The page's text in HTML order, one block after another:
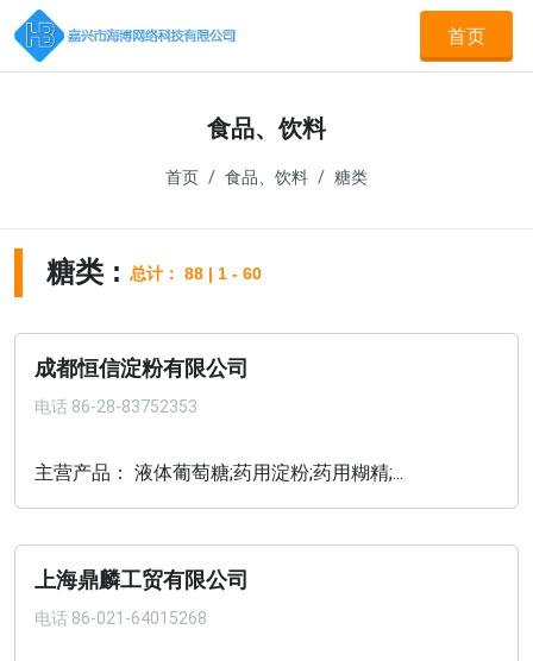
首页
食品、饮料
首页 食品、饮料 糖类
糖类 : 总计： 88 | 1 - 60
成都恒信淀粉有限公司
电话 86-28-83752353
主营产品： 液体葡萄糖;药用淀粉;药用糊精;...
上海鼎麟工贸有限公司
电话 86-021-64015268